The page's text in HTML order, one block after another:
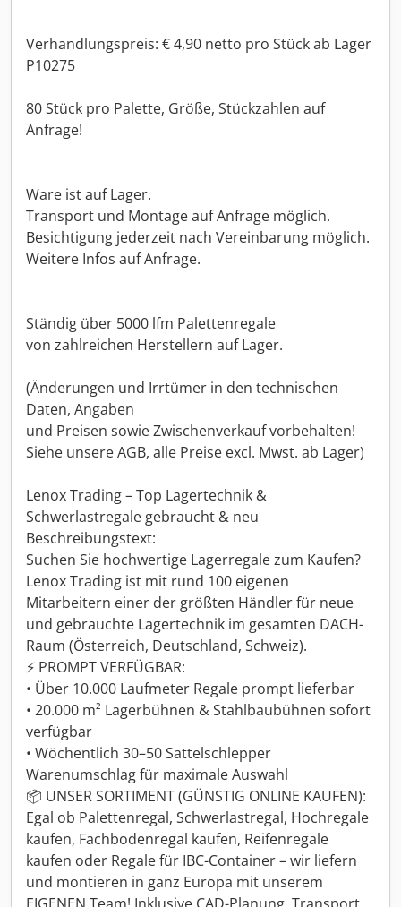
Verhandlungspreis: € 4,90 netto pro Stück ab Lager
P10275
80 Stück pro Palette, Größe, Stückzahlen auf
Anfrage!
Ware ist auf Lager.
Transport und Montage auf Anfrage möglich.
Besichtigung jederzeit nach Vereinbarung möglich.
Weitere Infos auf Anfrage.
Ständig über 5000 lfm Palettenregale
von zahlreichen Herstellern auf Lager.
(Änderungen und Irrtümer in den technischen
Daten, Angaben
und Preisen sowie Zwischenverkauf vorbehalten!
Siehe unsere AGB, alle Preise excl. Mwst. ab Lager)
Lenox Trading – Top Lagertechnik &
Schwerlastregale gebraucht & neu
Beschreibungstext:
Suchen Sie hochwertige Lagerregale zum Kaufen?
Lenox Trading ist mit rund 100 eigenen
Mitarbeitern einer der größten Händler für neue
und gebrauchte Lagertechnik im gesamten DACH-
Raum (Österreich, Deutschland, Schweiz).
⚡ PROMPT VERFÜGBAR:
• Über 10.000 Laufmeter Regale prompt lieferbar
• 20.000 m² Lagerbühnen & Stahlbaubühnen sofort
verfügbar
• Wöchentlich 30–50 Sattelschlepper
Warenumschlag für maximale Auswahl
📦 UNSER SORTIMENT (GÜNSTIG ONLINE KAUFEN):
Egal ob Palettenregal, Schwerlastregal, Hochregale
kaufen, Fachbodenregal kaufen, Reifenregale
kaufen oder Regale für IBC-Container – wir liefern
und montieren in ganz Europa mit unserem